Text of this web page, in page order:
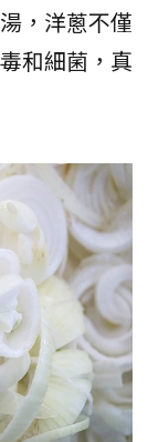
，洋蔥不僅
和細菌，真